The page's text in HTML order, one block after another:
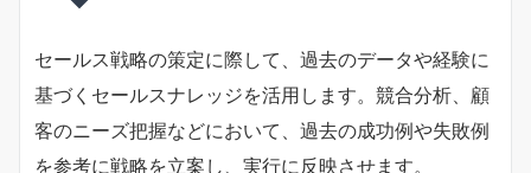
セールス戦略の策定に際して、過去のデータや経験に
基づくセールスナレッジを活用します。競合分析、顧
客のニーズ把握などにおいて、過去の成功例や失敗例
を参考に戦略を立案し、実行に反映させます。